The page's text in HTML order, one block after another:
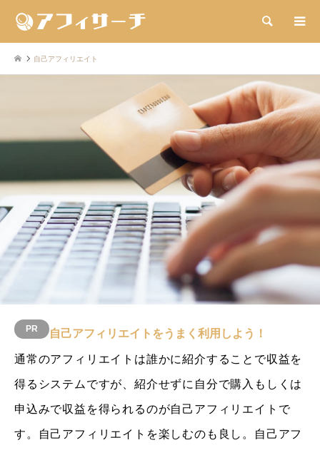
検索
自己アフィリエイト
自己アフィリエイトをうまく利用しよう！
通常のアフィリエイトは誰かに紹介することで収益を
得るシステムですが、紹介せずに自分で購入もしくは
申込みで収益を得られるのが自己アフィリエイトで
す。自己アフィリエイトを楽しむのも良し。自己アフ